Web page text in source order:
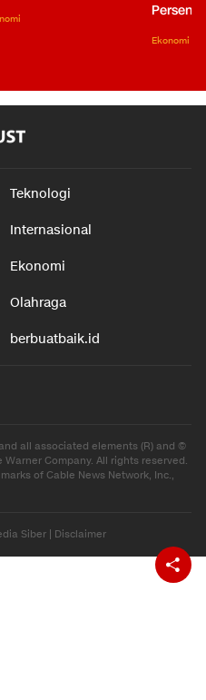
Persen
Ekonomi
Teknologi
Internasional
Ekonomi
Olahraga
berbuatbaik.id
all associated elements (R) and ©
Warner Company. All rights reserved.
of Cable News Network, Inc.,
Siber | Disclaimer